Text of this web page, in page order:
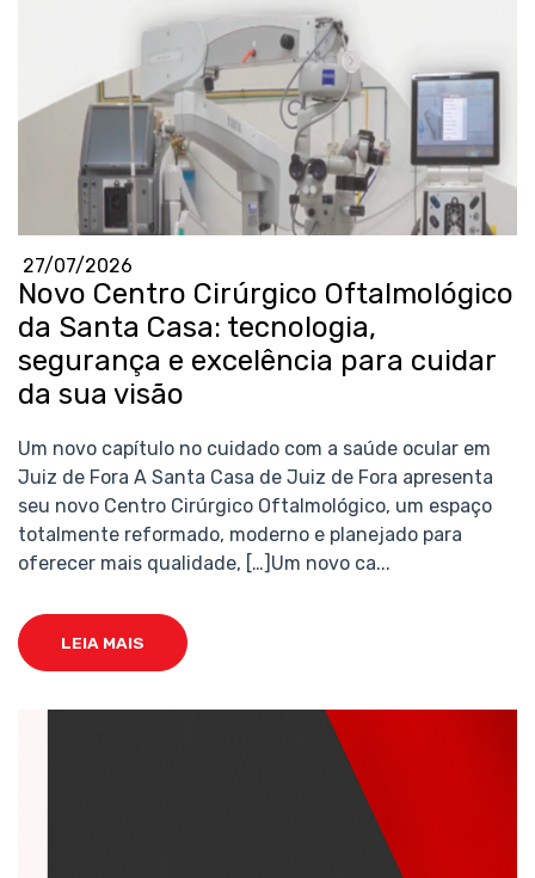
27/07/2026
Novo Centro Cirúrgico Oftalmológico
da Santa Casa: tecnologia,
segurança e excelência para cuidar
da sua visão
Um novo capítulo no cuidado com a saúde ocular em
Juiz de Fora A Santa Casa de Juiz de Fora apresenta
seu novo Centro Cirúrgico Oftalmológico, um espaço
totalmente reformado, moderno e planejado para
oferecer mais qualidade, […]Um novo ca...
LEIA MAIS